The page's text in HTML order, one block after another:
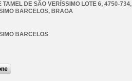
TAMEL DE SÃO VERÍSSIMO LOTE 6, 4750-734,
BARCELOS, BRAGA
BARCELOS